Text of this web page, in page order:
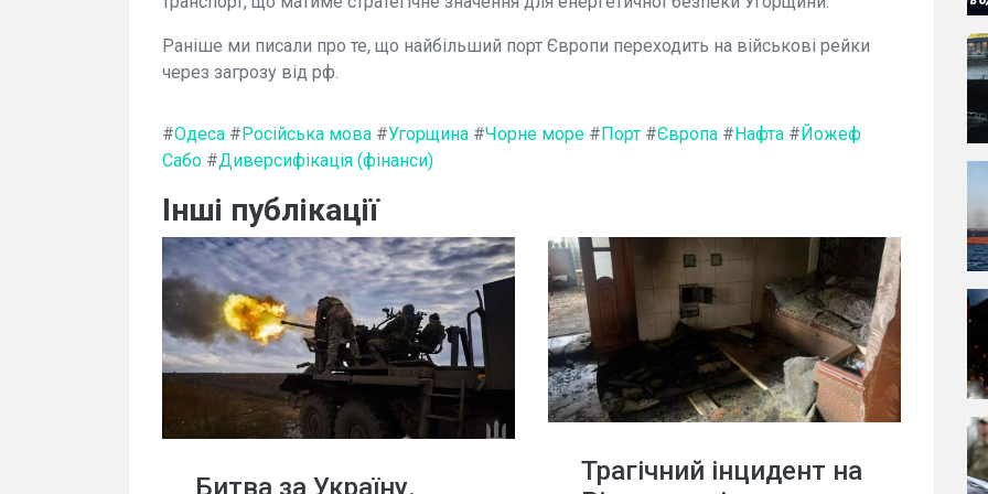
Раніше ми писали про те, що найбільший порт Європи переходить на військові рейки
через загрозу від рф.
#Одеса #Російська мова #Угорщина #Чорне море #Порт #Європа #Нафта #Йожеф
Сабо #Диверсифікація (фінанси)
Інші публікації
Битва за Україну.
Трагічний інцидент на